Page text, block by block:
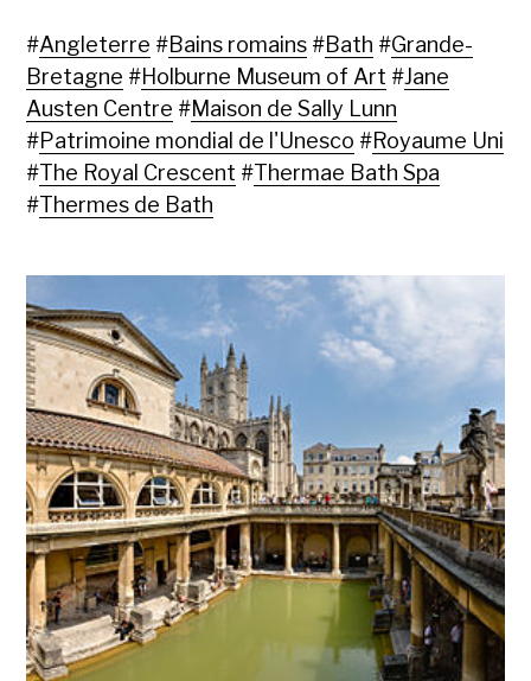
#Angleterre #Bains romains #Bath #Grande-
Bretagne #Holburne Museum of Art #Jane
Austen Centre #Maison de Sally Lunn
#Patrimoine mondial de l'Unesco #Royaume Uni
#The Royal Crescent #Thermae Bath Spa
#Thermes de Bath